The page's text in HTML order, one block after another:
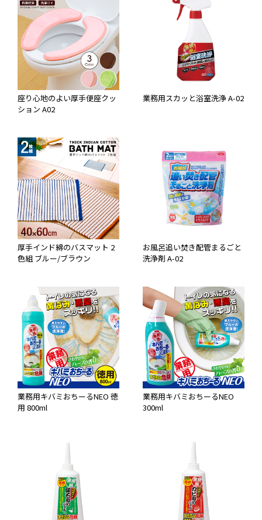
座り心地のよい厚手便座クッ
ション A02
業務用スカッと浴室洗浄 A-02
厚手インド綿のバスマット 2
色組 ブルー/ブラウン
お風呂追い焚き配管まるごと
洗浄剤 A-02
業務用キバミおちーるNEO 徳
用 800ml
業務用キバミおちーるNEO
300ml